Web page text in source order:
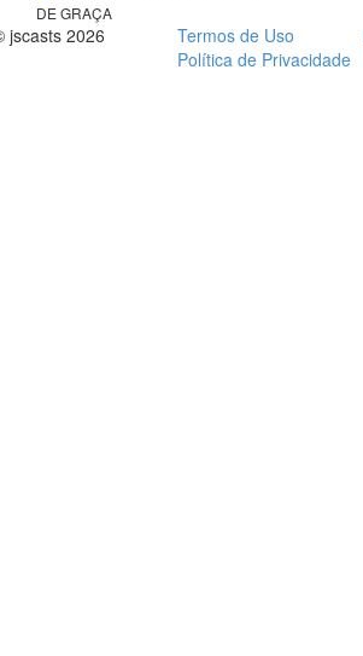
DE GRAÇA
jscasts 2026
Termos de Uso
Política de Privacidade